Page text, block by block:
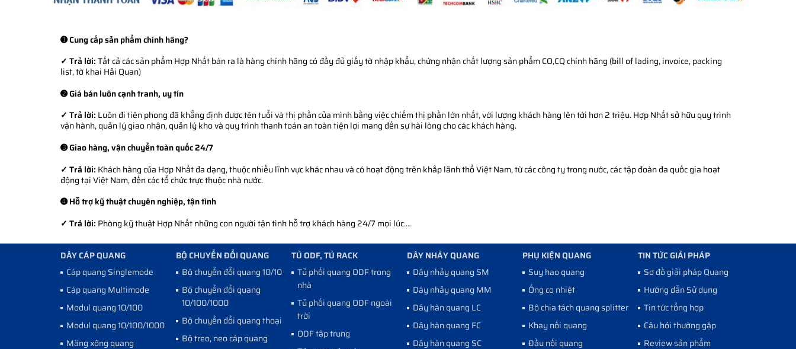
➊ Cung cấp sản phẩm chính hãng?
✓ Trả lời:Tất cả các sản phẩm Hợp Nhất bán ra là hàng chính hãng có đầy đủ giấy tờ nhập khẩu, chứng nhận chất lượng sản phẩm CO,CQ chính hãng (bill of lading, invoice, packing
list, tờ khai Hải Quan)
➋ Giá bán luôn cạnh tranh, uy tín
✓ Trả lời: Luôn đi tiên phong đã khẳng định được tên tuổi và thị phần của mình bằng việc chiếm thị phần lớn nhất, với lượng khách hàng lên tới hơn 2 triệu. Hợp Nhất sở hữu quy trình
vận hành, quản lý giao nhận, quản lý kho và quy trình thanh toán an toàn tiện lợi mang đến sự hài lòng cho các khách hàng.
➌ Giao hàng, vận chuyển toàn quốc 24/7
✓ Trả lời: Khách hàng của Hợp Nhất đa dạng, thuộc nhiều lĩnh vực khác nhau và có hoạt động trên khắp lãnh thổ Việt Nam, từ các công ty trong nước, các tập đoàn đa quốc gia hoạt
động tại Việt Nam, đến các tổ chức trực thuộc nhà nước.
➍ Hỗ trợ kỹ thuật chuyên nghiệp, tận tình
✓ Trả lời: Phòng kỹ thuật Hợp Nhất những con người tận tình hỗ trợ khách hàng 24/7 mọi lúc....
DÂY CÁP QUANG
Cáp quang Singlemode
Cáp quang Multimode
Modul quang 10/100
Modul quang 10/100/1000
Măng xông quang
BỘ CHUYỂN ĐỔI QUANG
Bộ chuyển đổi quang 10/100
Bộ chuyển đổi quang
10/100/1000
Bộ chuyển đổi quang thoại
Bộ treo, neo cáp quang
TỦ ODF, TỦ RACK
Tủ phối quang ODF trong
nhà
Tủ phối quang ODF ngoài
trời
ODF tập trung
DÂY NHẢY QUANG
Dây nhảy quang SM
Dây nhảy quang MM
Dây hàn quang LC
Dây hàn quang FC
Dây hàn quang SC
PHỤ KIỆN QUANG
Suy hao quang
Ống co nhiệt
Bộ chia tách quang splitter
Khay nối quang
Đầu nối quang
TIN TỨC GIẢI PHÁP
Sơ đồ giải pháp Quang
Hướng dẫn Sử dụng
Tin tức tổng hợp
Câu hỏi thường gặp
Review sản phẩm